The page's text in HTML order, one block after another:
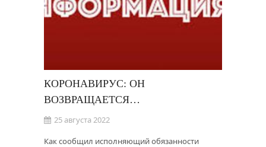
КОРОНАВИРУС: ОН
ВОЗВРАЩАЕТСЯ…
25 августа 2022
Как сообщил исполняющий обязанности